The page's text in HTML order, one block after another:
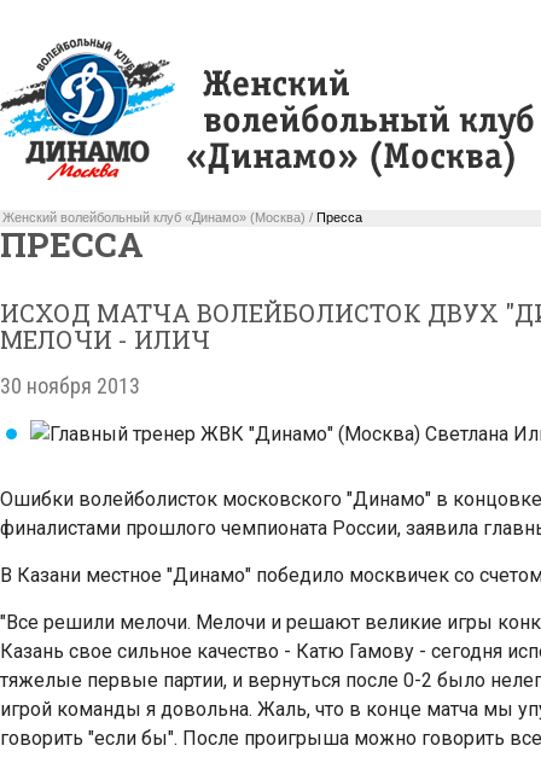
Женский волейбольный клуб «Динамо» (Москва) / Пресса
ПРЕССА
ИСХОД МАТЧА ВОЛЕЙБОЛИСТОК ДВУХ
МЕЛОЧИ - ИЛИЧ
30 ноября 2013
Ошибки волейболисток московского "Динамо" в
финалистами прошлого чемпионата России, заявила
В Казани местное "Динамо" победило москвичек со
"Все решили мелочи. Мелочи и решают великие игры
Казань свое сильное качество - Катю Гамову - сегодня
тяжелые первые партии, и вернуться после 0-2 было
игрой команды я довольна. Жаль, что в конце матча мы
говорить "если бы". После проигрыша можно говорить